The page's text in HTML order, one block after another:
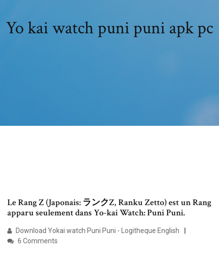
Yo kai watch puni puni apk pc
Le Rang Z (Japonais: ランクZ, Ranku Zetto) est un Rang
apparu seulement dans Yo-kai Watch: Puni Puni.
Download Yokai watch Puni Puni - Logitheque English
6 Comments